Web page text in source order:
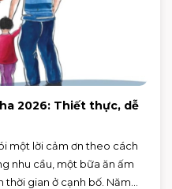
2026: Thiết thực, dễ
một lời cảm ơn theo cách
nhu cầu, một bữa ăn ấm
thời gian ở cạnh bố. Năm